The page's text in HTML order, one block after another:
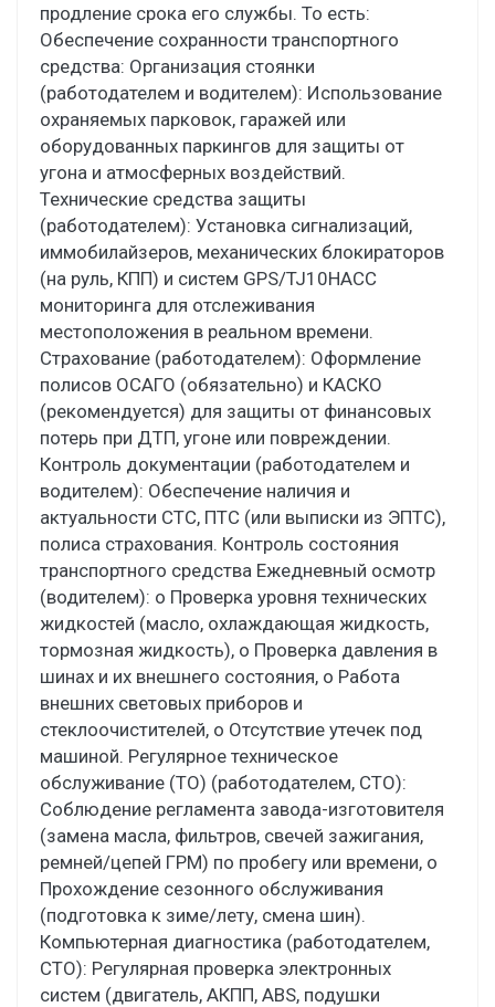
продление срока его службы. То есть:
Обеспечение сохранности транспортного
средства: Организация стоянки
(работодателем и водителем): Использование
охраняемых парковок, гаражей или
оборудованных паркингов для защиты от
угона и атмосферных воздействий.
Технические средства защиты
(работодателем): Установка сигнализаций,
иммобилайзеров, механических блокираторов
(на руль, КПП) и систем GPS/TJ10HACC
мониторинга для отслеживания
местоположения в реальном времени.
Страхование (работодателем): Оформление
полисов ОСАГО (обязательно) и КАСКО
(рекомендуется) для защиты от финансовых
потерь при ДТП, угоне или повреждении.
Контроль документации (работодателем и
водителем): Обеспечение наличия и
актуальности СТС, ПТС (или выписки из ЭПТС),
полиса страхования. Контроль состояния
транспортного средства Ежедневный осмотр
(водителем): о Проверка уровня технических
жидкостей (масло, охлаждающая жидкость,
тормозная жидкость), о Проверка давления в
шинах и их внешнего состояния, о Работа
внешних световых приборов и
стеклоочистителей, о Отсутствие утечек под
машиной. Регулярное техническое
обслуживание (ТО) (работодателем, СТО):
Соблюдение регламента завода-изготовителя
(замена масла, фильтров, свечей зажигания,
ремней/цепей ГРМ) по пробегу или времени, о
Прохождение сезонного обслуживания
(подготовка к зиме/лету, смена шин).
Компьютерная диагностика (работодателем,
СТО): Регулярная проверка электронных
систем (двигатель, АКПП, ABS, подушки